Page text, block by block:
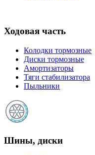
Ходовая часть
Колодки тормозные
Диски тормозные
Амортизаторы
Тяги стабилизатора
Пыльники
Шины, диски